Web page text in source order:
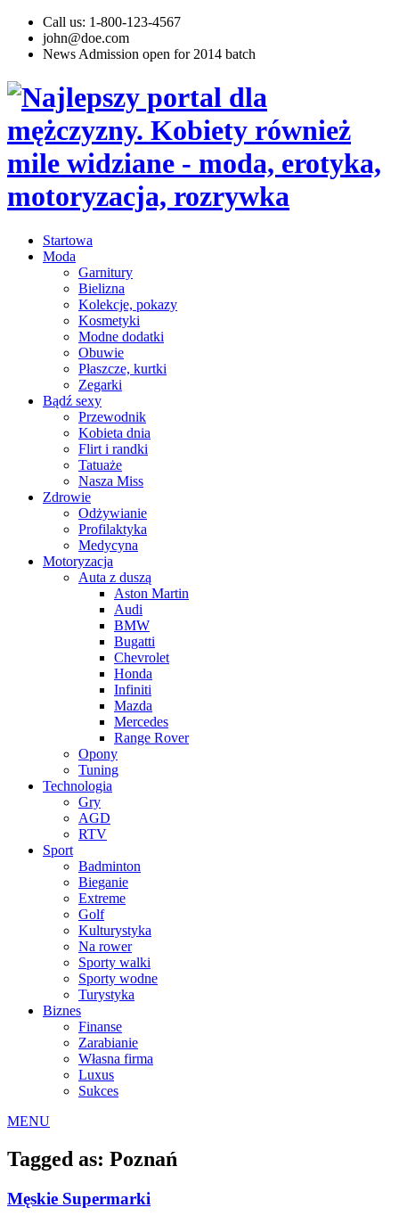
Call us: 1-800-123-4567
john@doe.com
News Admission open for 2014 batch
Startowa
Moda
Garnitury
Bielizna
Kolekcje, pokazy
Kosmetyki
Modne dodatki
Obuwie
Płaszcze, kurtki
Zegarki
Bądź sexy
Przewodnik
Kobieta dnia
Flirt i randki
Tatuaże
Nasza Miss
Zdrowie
Odżywianie
Profilaktyka
Medycyna
Motoryzacja
Auta z duszą
Aston Martin
Audi
BMW
Bugatti
Chevrolet
Honda
Infiniti
Mazda
Mercedes
Range Rover
Opony
Tuning
Technologia
Gry
AGD
RTV
Sport
Badminton
Bieganie
Extreme
Golf
Kulturystyka
Na rower
Sporty walki
Sporty wodne
Turystyka
Biznes
Finanse
Zarabianie
Własna firma
Luxus
Sukces
MENU
Tagged as: Poznań
Męskie Supermarki